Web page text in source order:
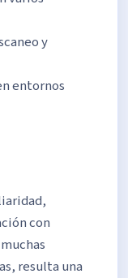
y
entornos
con
resulta una